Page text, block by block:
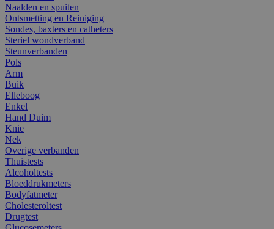
Naalden en spuiten
Ontsmetting en Reiniging
Sondes, baxters en catheters
Steriel wondverband
Steunverbanden
Pols
Arm
Buik
Elleboog
Enkel
Hand Duim
Knie
Nek
Overige verbanden
Thuistests
Alcoholtests
Bloeddrukmeters
Bodyfatmeter
Cholesteroltest
Drugtest